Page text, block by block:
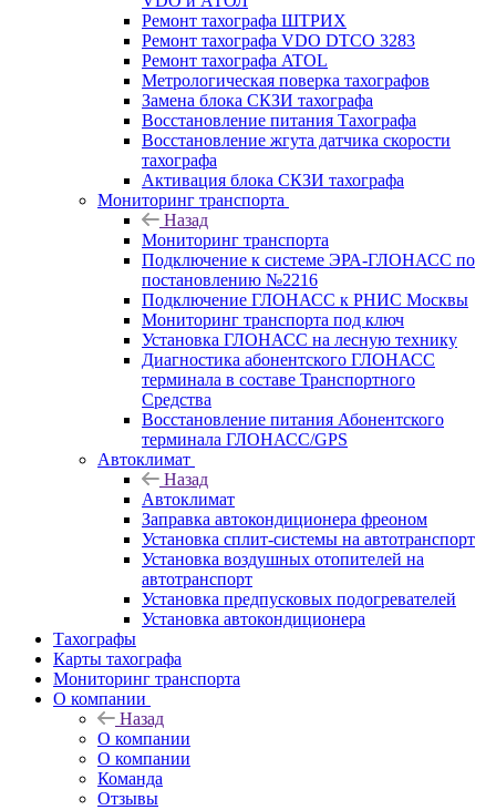
Ремонт тахографа ШТРИХ
Ремонт тахографа VDO DTCO 3283
Ремонт тахографа ATOL
Метрологическая поверка тахографов
Замена блока СКЗИ тахографа
Восстановление питания Тахографа
Восстановление жгута датчика скорости
тахографа
Активация блока СКЗИ тахографа
Мониторинг транспорта
Назад
Мониторинг транспорта
Подключение к системе ЭРА-ГЛОНАСС по
постановлению №2216
Подключение ГЛОНАСС к РНИС Москвы
Мониторинг транспорта под ключ
Установка ГЛОНАСС на лесную технику
Диагностика абонентского ГЛОНАСС
терминала в составе Транспортного
Средства
Восстановление питания Абонентского
терминала ГЛОНАСС/GPS
Автоклимат
Назад
Автоклимат
Заправка автокондиционера фреоном
Установка сплит-системы на автотранспорт
Установка воздушных отопителей на
автотранспорт
Установка предпусковых подогревателей
Установка автокондиционера
Тахографы
Карты тахографа
Мониторинг транспорта
О компании
Назад
О компании
О компании
Команда
Отзывы